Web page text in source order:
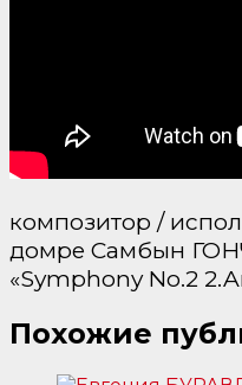
композитор /
домре Самбын
«Symphony No.2
Похожие